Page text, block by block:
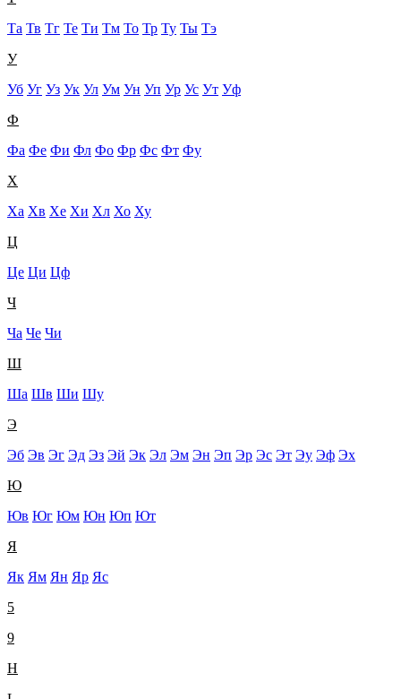
Та Тв Тг Те Ти Тм То Тр Ту Ты Тэ
У
Уб Уг Уз Ук Ул Ум Ун Уп Ур Ус Ут Уф
Ф
Фа Фе Фи Фл Фо Фр Фс Фт Фу
Х
Ха Хв Хе Хи Хл Хо Ху
Ц
Це Ци Цф
Ч
Ча Че Чи
Ш
Ша Шв Ши Шу
Э
Эб Эв Эг Эд Эз Эй Эк Эл Эм Эн Эп Эр Эс Эт Эу Эф Эх
Ю
Юв Юг Юм Юн Юп Ют
Я
Як Ям Ян Яр Яс
5
9
H